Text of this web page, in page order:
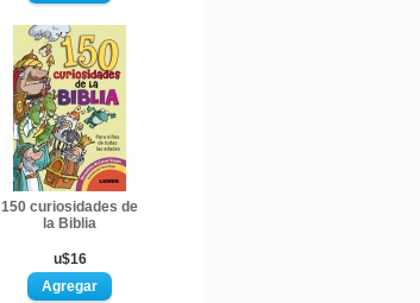
150 curiosidades de
la Biblia
u$16